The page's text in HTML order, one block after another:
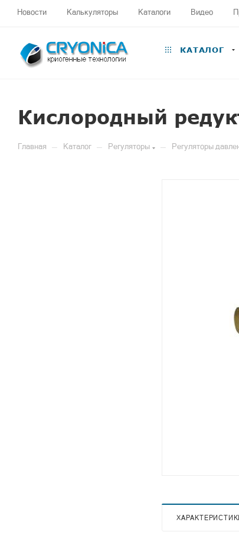
Новости Калькуляторы Каталоги Видео
КАТАЛОГ
Кислородный
Главная — Каталог — Регуляторы — Регуляторы